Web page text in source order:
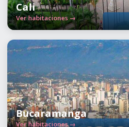
Cali
Ver habitaciones →
Bucaramanga
Ver habitaciones →